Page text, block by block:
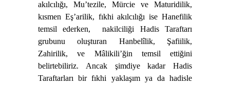
akılcılığı, Mu’tezile, Mürcie ve Maturidilik,
kısmen Eş’arilik, fıkhi akılcılığı ise Hanefilik
temsil ederken,
nakilciliği Hadis Taraftarı
grubunu oluşturan Hanbelîlik, Şafiilik,
Zahirilik, ve Mâlikili’ğin temsil ettiğini
belirtebiliriz. Ancak şimdiye kadar Hadis
Taraftarları bir fıkhi yaklaşım ya da hadisle